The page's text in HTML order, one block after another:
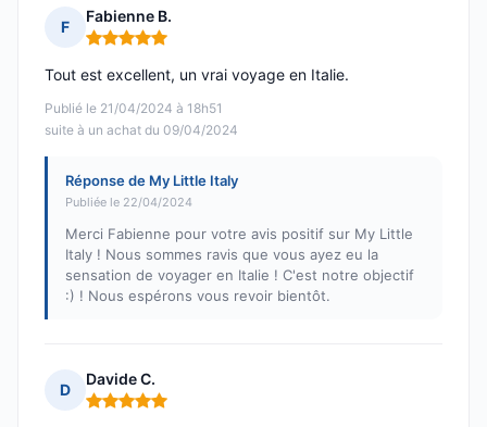
F
Fabienne B.
Note : 5 sur 5
Publié le 21/04/2024 à 18h51
suite à un achat du 09/04/2024
Tout est excellent, un vrai voyage en Italie.
Réponse de My Little Italy
Publiée le 22/04/2024
Merci Fabienne pour votre avis positif sur My Little
Italy ! Nous sommes ravis que vous ayez eu la
sensation de voyager en Italie ! C'est notre objectif
:) ! Nous espérons vous revoir bientôt.
D
Davide C.
Note : 5 sur 5